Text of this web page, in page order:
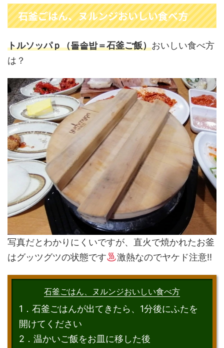
石釜ごはん、ヌルンジおいしい食べ方
トルソッパｐ（돌솥밥＝石釜ご飯）おいしい食べ方
は？
写真だとわかりにくいですが、直火で焼かれたお釜
はグッツグツの状態です
激熱なのでヤケド注意!!
石釜ごはん、ヌルンジおいしい食べ方
1．石釜ごはんが出てきたら、1分後にふたを
開けてください
2．温かいご飯をお皿に移した後